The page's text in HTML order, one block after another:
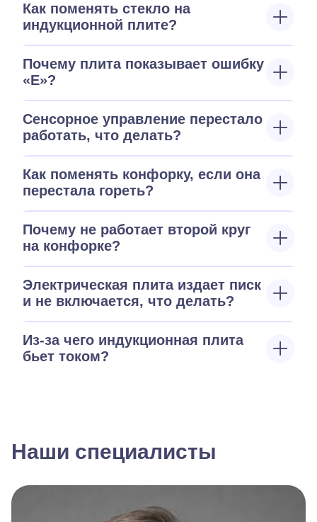
Как поменять стекло на
индукционной плите?
Почему плита показывает ошибку
«E»?
Сенсорное управление перестало
работать, что делать?
Как поменять конфорку, если она
перестала гореть?
Почему не работает второй круг
на конфорке?
Электрическая плита издает писк
и не включается, что делать?
Из-за чего индукционная плита
бьет током?
Наши специалисты